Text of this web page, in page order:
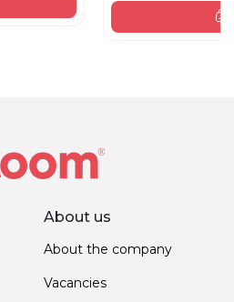
About us
About the company
Vacancies